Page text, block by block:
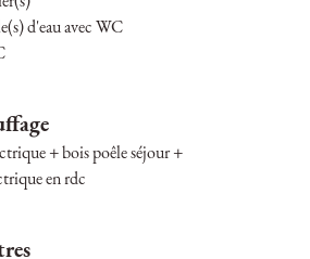
d'eau avec WC
+ bois poêle séjour +
en rdc